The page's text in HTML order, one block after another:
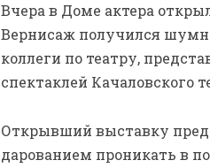
Вчера в Доме актера
Вернисаж получился
коллеги по театру,
спектаклей Качаловского
Открывший выставку
дарованием проникать в